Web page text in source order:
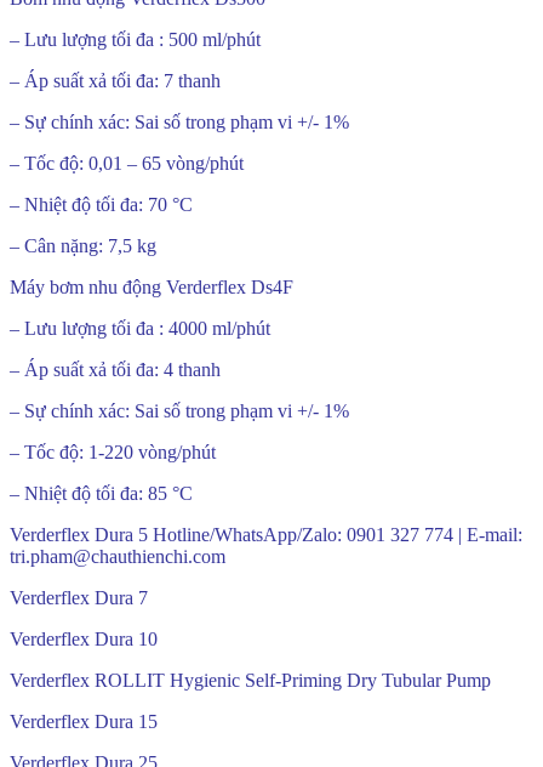
– Lưu lượng tối đa : 500 ml/phút
– Áp suất xả tối đa: 7 thanh
– Sự chính xác: Sai số trong phạm vi +/- 1%
– Tốc độ: 0,01 – 65 vòng/phút
– Nhiệt độ tối đa: 70 °C
– Cân nặng: 7,5 kg
Máy bơm nhu động Verderflex Ds4F
– Lưu lượng tối đa : 4000 ml/phút
– Áp suất xả tối đa: 4 thanh
– Sự chính xác: Sai số trong phạm vi +/- 1%
– Tốc độ: 1-220 vòng/phút
– Nhiệt độ tối đa: 85 °C
Verderflex Dura 5 Hotline/WhatsApp/Zalo: 0901 327 774 | E-mail:
tri.pham@chauthienchi.com
Verderflex Dura 7
Verderflex Dura 10
Verderflex ROLLIT Hygienic Self-Priming Dry Tubular Pump
Verderflex Dura 15